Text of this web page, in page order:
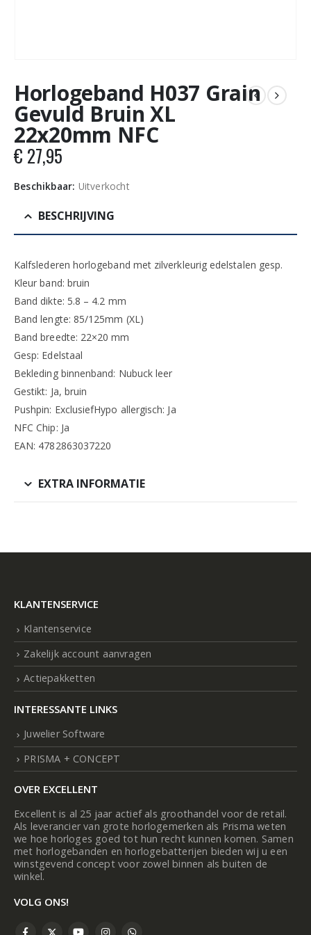
Horlogeband H037 Grain
Gevuld Bruin XL
22x20mm NFC
€ 27,95
Beschikbaar: Uitverkocht
BESCHRIJVING
Kalfslederen horlogeband met zilverkleurig edelstalen gesp.
Kleur band: bruin
Band dikte: 5.8 – 4.2 mm
Band lengte: 85/125mm (XL)
Band breedte: 22×20 mm
Gesp: Edelstaal
Bekleding binnenband: Nubuck leer
Gestikt: Ja, bruin
Pushpin: ExclusiefHypo allergisch: Ja
NFC Chip: Ja
EAN: 4782863037220
EXTRA INFORMATIE
KLANTENSERVICE
Klantenservice
Zakelijk account aanvragen
Actiepakketten
INTERESSANTE LINKS
Juwelier Software
PRISMA + CONCEPT
OVER EXCELLENT
Excellent is al 25 jaar actief als groothandel voor de retail.
Als leverancier van grote horlogemerken als Prisma weten
we hoe horloges goed tot hun recht kunnen komen. Samen
met horlogebanden en horlogebatterijen bieden wij u een
winstgevend concept voor zowel binnen als buiten de
winkel.
VOLG ONS!